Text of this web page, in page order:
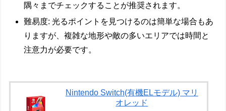
隅々までチェックすることが推奨されます。
難易度: 光るポイントを見つけるのは簡単な場合もあ
りますが、複雑な地形や敵の多いエリアでは時間と
注意力が必要です。
Nintendo Switch(有機ELモデル) マリ
オレッド